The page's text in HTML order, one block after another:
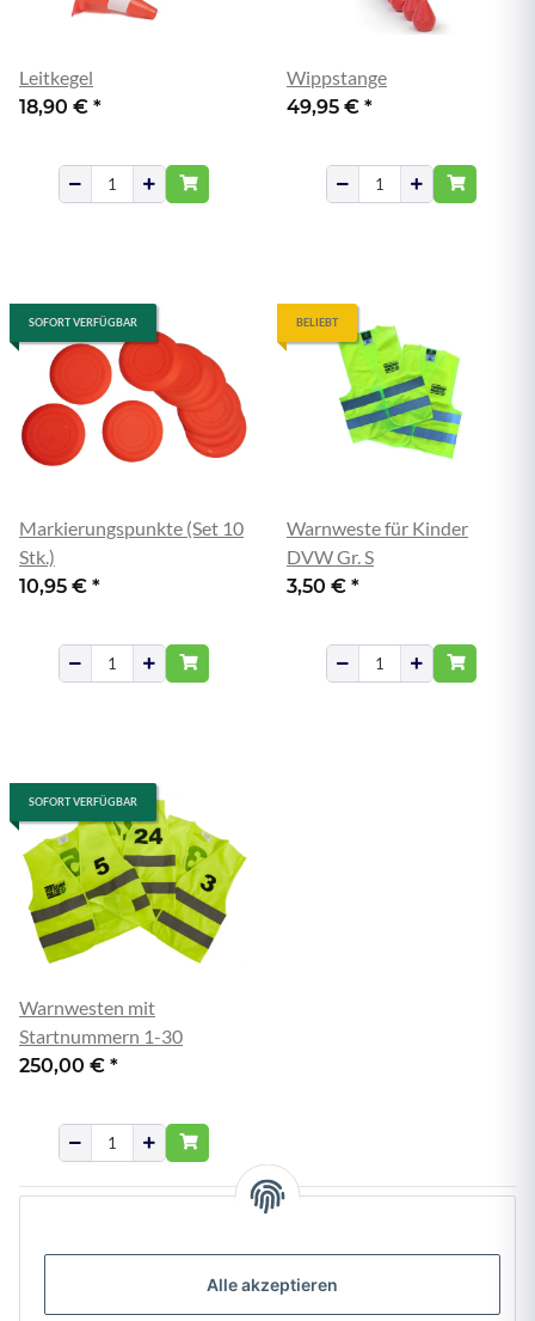
Alle akzeptieren
Leitkegel
18,90 € *
Wippstange
49,95 € *
SOFORT VERFÜGBAR
Markierungspunkte (Set 10
Stk.)
10,95 € *
BELIEBT
Warnweste für Kinder
DVW Gr. S
3,50 € *
SOFORT VERFÜGBAR
Warnwesten mit
Startnummern 1-30
250,00 € *
Artikel 1 - 7 von 7